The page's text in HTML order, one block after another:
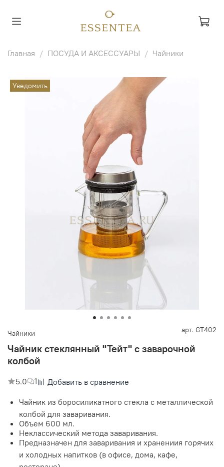
Главная ПОСУДА И АКСЕССУАРЫ Чайники
Уведомить
Чайники арт. GT402
Чайник стеклянный "Тейт" с заварочной
колбой
5.0 1
Добавить в сравнение
Чайник из боросиликатного стекла с металлической
колбой для заваривания.
Объем 600 мл.
Неклассический метода заваривания.
Предназначен для заваривания и хранениия горячих
и холодных напитков (в офисе, дома, кафе,